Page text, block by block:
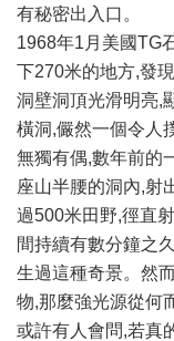
有秘密出入口。
1968年1月美國TG
下270米的地方,發
洞壁洞頂光滑明亮,
橫洞,儼然一個令人
無獨有偶,數年前的
座山半腰的洞內,射
過500米田野,徑直
間持續有數分鐘之
生過這種奇景。然
物,那麼強光源從何
或許有人會問,若真